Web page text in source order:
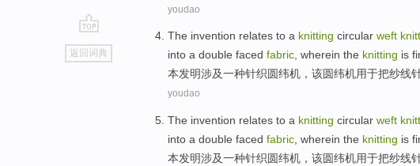
go
top
返回词典
youdao
The invention relates to a knitting circular weft
into a double faced fabric, wherein the knitting is
本发明涉及一种针织圆纬机 ， 该圆纬机用于把纱线
youdao
The invention relates to a knitting circular weft
into a double faced fabric , wherein the knitting is
本发明涉及一种针织圆纬机 ， 该圆纬机用于把纱线